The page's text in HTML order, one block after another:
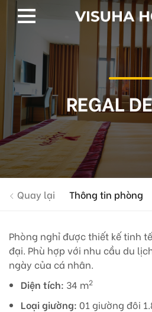
REGAL
Quay lại Thông tin phòng
Phòng nghỉ được thiết kế tinh
đại. Phù hợp với nhu cầu du
ngày của cá nhân.
Diện tích: 34 m2
Loại giường: 01 giường đôi